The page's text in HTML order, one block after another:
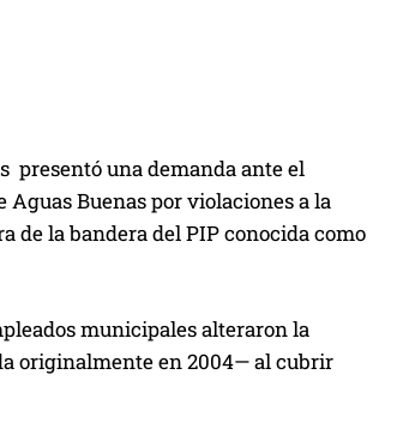
presentó una demanda ante el
Buenas por violaciones a la
la bandera del PIP conocida como
municipales alteraron la
originalmente en 2004— al cubrir